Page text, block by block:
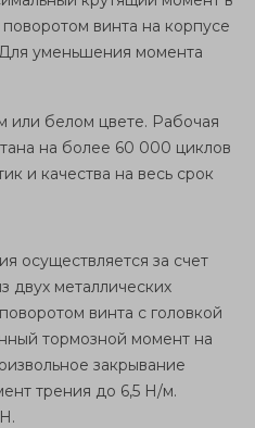
винта на корпусе
уменьшения момента
или белом цвете. Рабочая
на более 60 000 циклов
и качества на весь срок
осуществляется за счет
двух металлических
винта с головкой
тормозной момент на
закрывание
трения до 6,5 Н/м.